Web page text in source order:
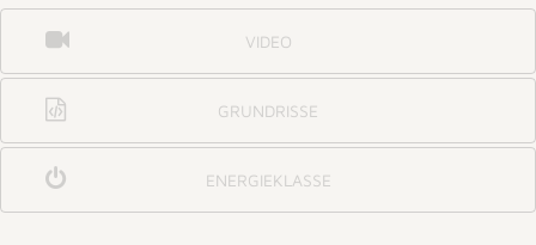
VIDEO
GRUNDRISSE
ENERGIEKLASSE